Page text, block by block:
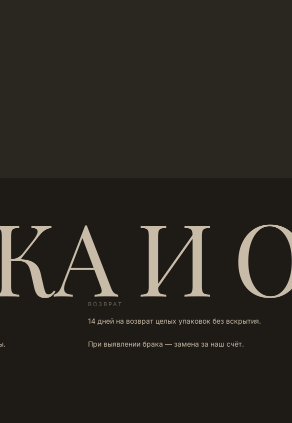
И
ВОЗВРАТ
14 дней на возврат целых упаковок без вскрытия.
При выявлении брака — замена за наш счёт.